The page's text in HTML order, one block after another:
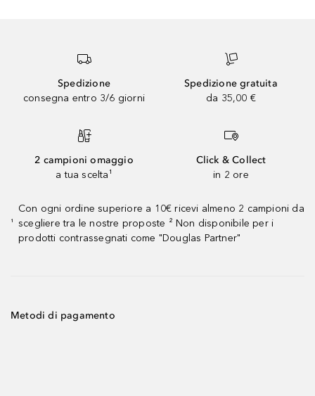
Spedizione
consegna entro 3/6 giorni
Spedizione gratuita
da 35,00 €
2 campioni omaggio
a tua scelta¹
Click & Collect
in 2 ore
¹
Con ogni ordine superiore a 10€ ricevi almeno 2 campioni da
scegliere tra le nostre proposte ² Non disponibile per i
prodotti contrassegnati come "Douglas Partner"
Metodi di pagamento